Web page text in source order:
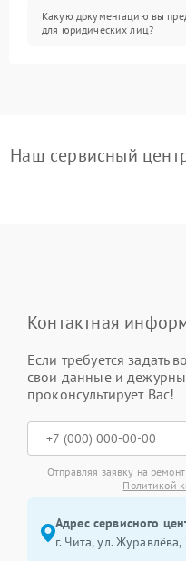
Какую документацию вы
для юридических лиц?
Наш сервисный
Контактная
Если требуется задать
свои данные и
проконсультирует Вас!
Отправляя заявку на
Политикой
Адрес сервисного
г. Чита, ул. Журавлёва,